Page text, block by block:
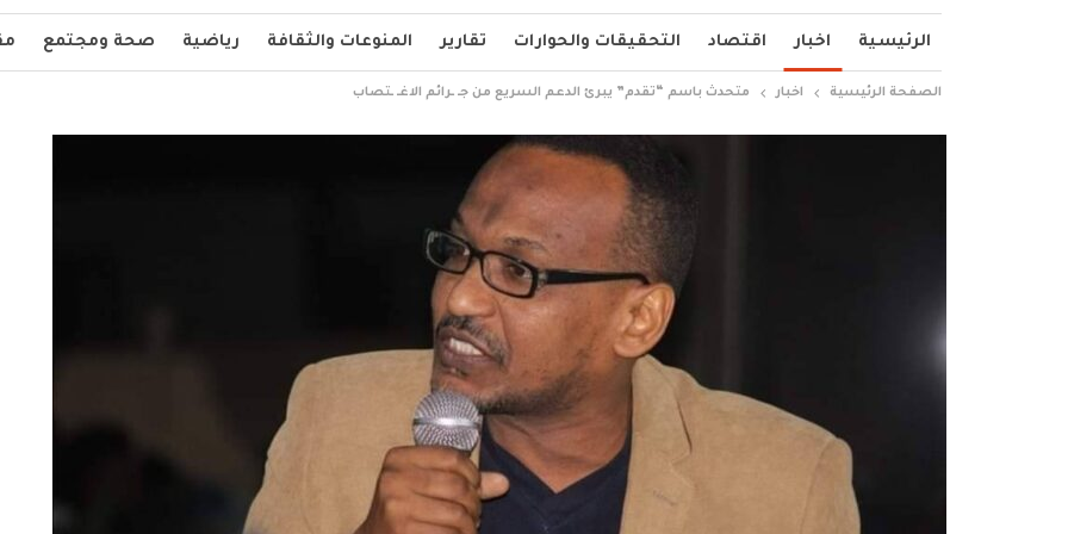
الرئيسية اخبار اقتصاد التحقيقات والحوارات تقارير المنوعات والثقافة رياضية صحة ومجتمع
الصفحة الرئيسية اخبار متحدث باسم “تقدم” يبرئ الدعم السريع من جـ ـرائم الاغـ ـتصاب